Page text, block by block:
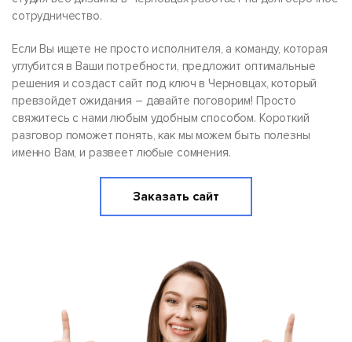
сотрудничество.
Если Вы ищете не просто исполнителя, а команду, которая
углубится в Ваши потребности, предложит оптимальные
решения и создаст сайт под ключ в Черновцах, который
превзойдет ожидания – давайте поговорим! Просто
свяжитесь с нами любым удобным способом. Короткий
разговор поможет понять, как мы можем быть полезны
именно Вам, и развеет любые сомнения.
Заказать сайт